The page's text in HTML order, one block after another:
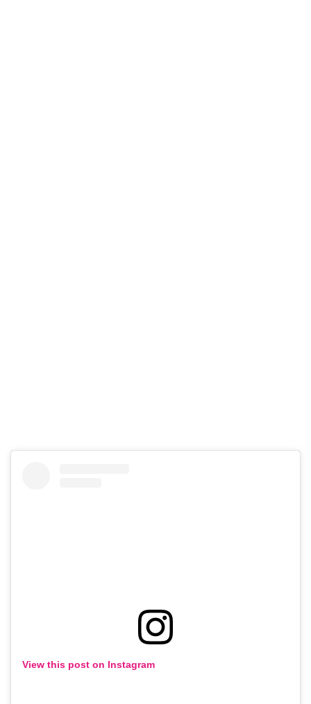
View this post on Instagram